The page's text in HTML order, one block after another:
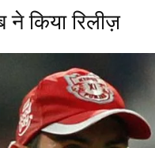
किया रिलीज़